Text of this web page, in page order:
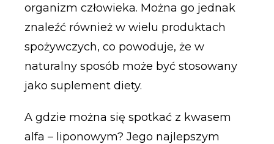
organizm człowieka. Można go jednak
znaleźć również w wielu produktach
spożywczych, co powoduje, że w
naturalny sposób może być stosowany
jako suplement diety.
A gdzie można się spotkać z kwasem
alfa – liponowym? Jego najlepszym